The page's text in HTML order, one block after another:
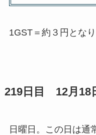
1GST＝約３円となり
219日目 12月18
日曜日。この日は通